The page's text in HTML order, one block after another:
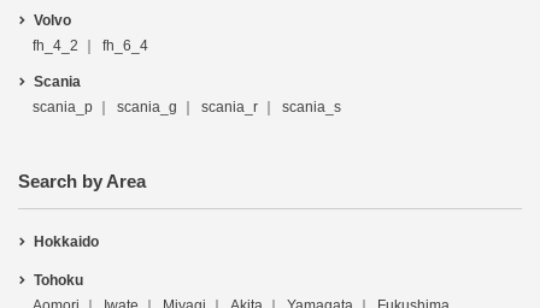
Volvo
fh_4_2
fh_6_4
Scania
scania_p
scania_g scania_r scania_s
Search by Area
Hokkaido
Tohoku